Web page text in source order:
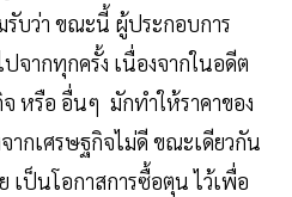
บว่า ขณะนี้ ผู้ประกอบการ
จากทุกครั้ง เนื่องจากในอดีต
จ หรือ อื่นๆ มักทำให้ราคาของ
ากเศรษฐกิจไม่ดี ขณะเดียวกัน
เป็นโอกาสการซื้อตุน ไว้เพื่อ